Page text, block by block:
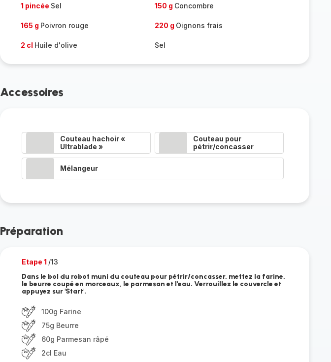
1 pincée Sel 150 g Concombre
165 g Poivron rouge 220 g Oignons frais
2 cl Huile d'olive Sel
Accessoires
Couteau hachoir «
Ultrablade »
Couteau pour
pétrir/concasser
Mélangeur
Préparation
Etape 1 /13
Dans le bol du robot muni du couteau pour pétrir/concasser, mettez la farine,
le beurre coupé en morceaux, le parmesan et l'eau. Verrouillez le couvercle et
appuyez sur 'Start'.
100g Farine
75g Beurre
60g Parmesan râpé
2cl Eau